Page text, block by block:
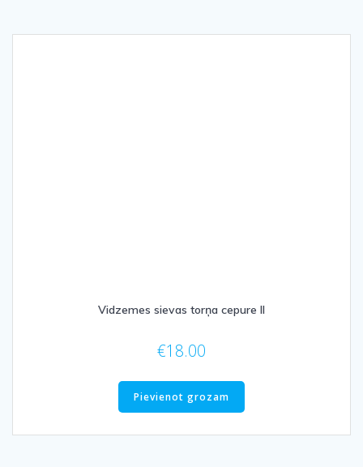
Vidzemes sievas torņa cepure II
€18.00
Pievienot grozam